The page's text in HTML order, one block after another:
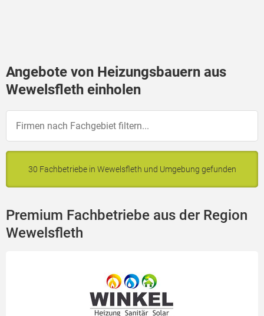
Angebote von Heizungsbauern aus
Wewelsfleth einholen
30 Fachbetriebe in Wewelsfleth und Umgebung gefunden
Premium Fachbetriebe aus der Region
Wewelsfleth